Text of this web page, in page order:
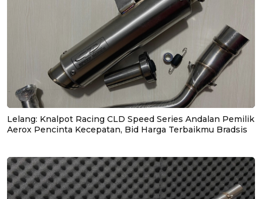
Lelang: Knalpot Racing CLD Speed Series Andalan Pemilik
Aerox Pencinta Kecepatan, Bid Harga Terbaikmu Bradsis